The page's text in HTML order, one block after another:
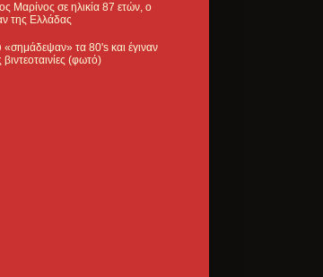
Μαρίνος σε ηλικία 87 ετών, ο
της Ελλάδας
«σημάδεψαν» τα 80's και έγιναν
(φωτό)